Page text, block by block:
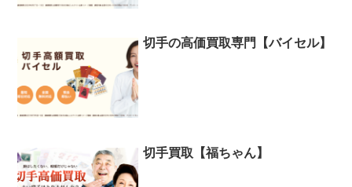
切手の高価買取専門【バイセル】
切手買取【福ちゃん】